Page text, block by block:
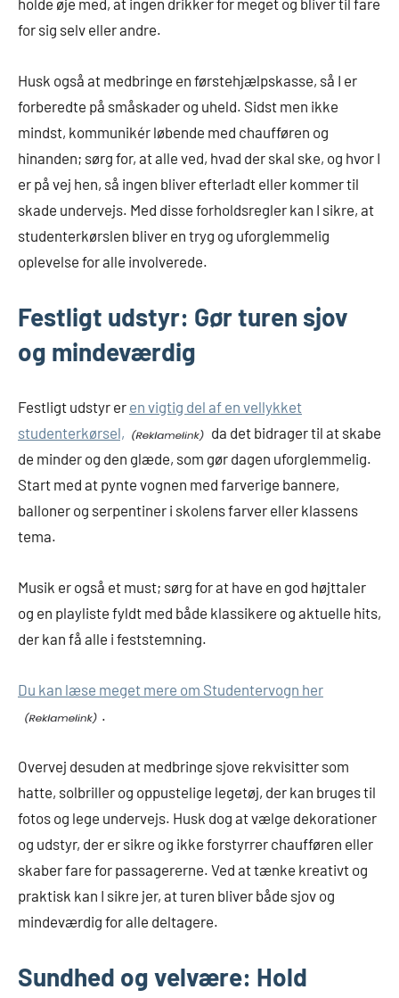
holde øje med, at ingen drikker for meget og bliver til fare
for sig selv eller andre.
Husk også at medbringe en førstehjælpskasse, så I er
forberedte på småskader og uheld. Sidst men ikke
mindst, kommunikér løbende med chaufføren og
hinanden; sørg for, at alle ved, hvad der skal ske, og hvor I
er på vej hen, så ingen bliver efterladt eller kommer til
skade undervejs. Med disse forholdsregler kan I sikre, at
studenterkørslen bliver en tryg og uforglemmelig
oplevelse for alle involverede.
Festligt udstyr: Gør turen sjov
og mindeværdig
Festligt udstyr er en vigtig del af en vellykket
studenterkørsel,
da det bidrager til at skabe
de minder og den glæde, som gør dagen uforglemmelig.
Start med at pynte vognen med farverige bannere,
balloner og serpentiner i skolens farver eller klassens
tema.
Musik er også et must; sørg for at have en god højttaler
og en playliste fyldt med både klassikere og aktuelle hits,
der kan få alle i feststemning.
Du kan læse meget mere om Studentervogn her
.
Overvej desuden at medbringe sjove rekvisitter som
hatte, solbriller og oppustelige legetøj, der kan bruges til
fotos og lege undervejs. Husk dog at vælge dekorationer
og udstyr, der er sikre og ikke forstyrrer chaufføren eller
skaber fare for passagererne. Ved at tænke kreativt og
praktisk kan I sikre jer, at turen bliver både sjov og
mindeværdig for alle deltagere.
Sundhed og velvære: Hold